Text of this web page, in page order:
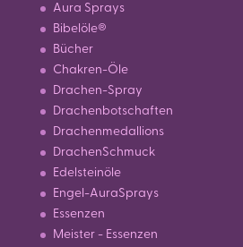
Aura Sprays
Bibelöle®
Bücher
Chakren-Öle
Drachen-Spray
Drachenbotschaften
Drachenmedallions
DrachenSchmuck
Edelsteinöle
Engel-AuraSprays
Essenzen
Meister - Essenzen